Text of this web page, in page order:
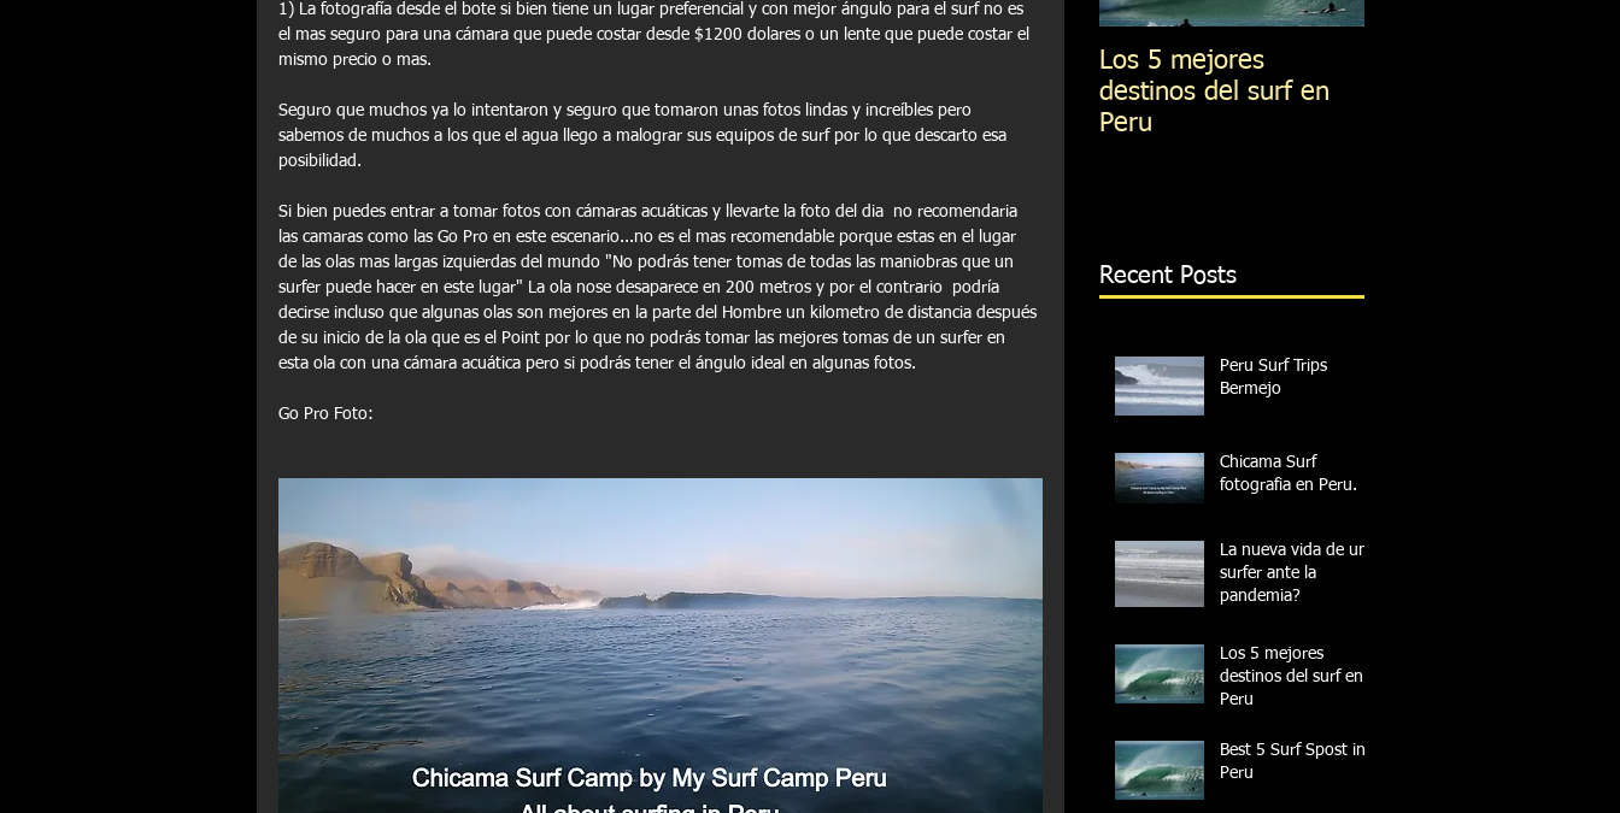
Señoritas
1) La fotografía desde el bote si bien tiene un lugar preferencial y con mejor ángulo para el surf no es
el mas seguro para una cámara que puede costar desde $1200 dolares o un lente que puede costar el
mismo precio o mas.
Seguro que muchos ya lo intentaron y seguro que tomaron unas fotos lindas y increíbles pero
sabemos de muchos a los que el agua llego a malograr sus equipos de surf por lo que descarto esa
posibilidad.
Si bien puedes entrar a tomar fotos con cámaras acuáticas y llevarte la foto del dia  no recomendaria
las camaras como las Go Pro en este escenario...no es el mas recomendable porque estas en el lugar
de las olas mas largas izquierdas del mundo "No podrás tener tomas de todas las maniobras que un
surfer puede hacer en este lugar" La ola nose desaparece en 200 metros y por el contrario  podría
decirse incluso que algunas olas son mejores en la parte del Hombre un kilometro de distancia después
de su inicio de la ola que es el Point por lo que no podrás tomar las mejores tomas de un surfer en
esta ola con una cámara acuática pero si podrás tener el ángulo ideal en algunas fotos.
Go Pro Foto:
Los 5 mejores
destinos del surf en
Peru
Recent Posts
Peru Surf Trips
Bermejo
Chicama Surf
fotografia en Peru.
La nueva vida de un
surfer ante la
pandemia?
Los 5 mejores
destinos del surf en
Peru
Best 5 Surf Spost in
Peru